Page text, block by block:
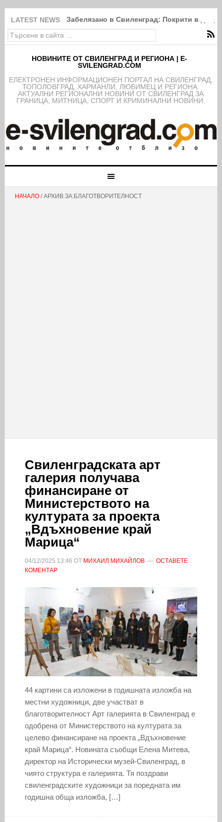
LATEST NEWS Забелязано в Свиленград: Покрити в
НОВИНИТЕ ОТ СВИЛЕНГРАД И РЕГИОНА | E-
SVILENGRAD.COM
EЛЕКТРОНЕН ИНФОРМАЦИОНЕН ПОРТАЛ НА СВИЛЕНГРАД,
ТОПОЛОВГРАД, ХАРМАНЛИ, ЛЮБИМЕЦ И РЕГИОНА.
АКТУАЛНИ РЕГИОНАЛНИ НОВИНИ ОТ СВИЛЕНГРАД ЗА
ГРАНИЦА, МИТНИЦА, СПОРТ И КРИМИНАЛНИ НОВИНИ.
НАЧАЛО/ АРХИВ ЗА:БЛАГОТВОРИТЕЛНОСТ
Свиленградската арт
галерия получава
финансиране от
Министерството на
културата за проекта
„Вдъхновение край
Марица“
04/12/2025 13:46 ОТ МИХАИЛ МИХАЙЛОВ
ОСТАВЕТЕ
КОМЕНТАР
44 картини са изложени в годишната изложба на
местни художници, две участват в
благотворителност Арт галерията в Свиленград е
одобрена от Министерството на културата за
целево финансиране на проекта „Вдъхновение
край Марица“. Новината съобщи Елена Митева,
директор на Исторически музей-Свиленград, в
чиято структура е галерията. Тя поздрави
свиленградските художници за поредната им
годишна обща изложба, […]